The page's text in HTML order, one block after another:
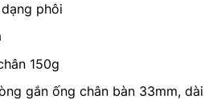
phôi
150g
gắn ống chân bàn 33mm, dài